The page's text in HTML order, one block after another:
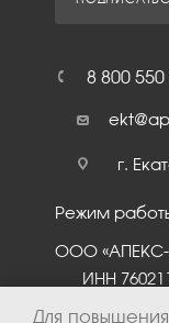
8 800 550
г.
Режим
ООО «АПЕКС-
ИНН
Для